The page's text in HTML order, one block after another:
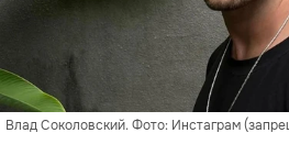
Влад Соколовский. Фото: Инстаграм